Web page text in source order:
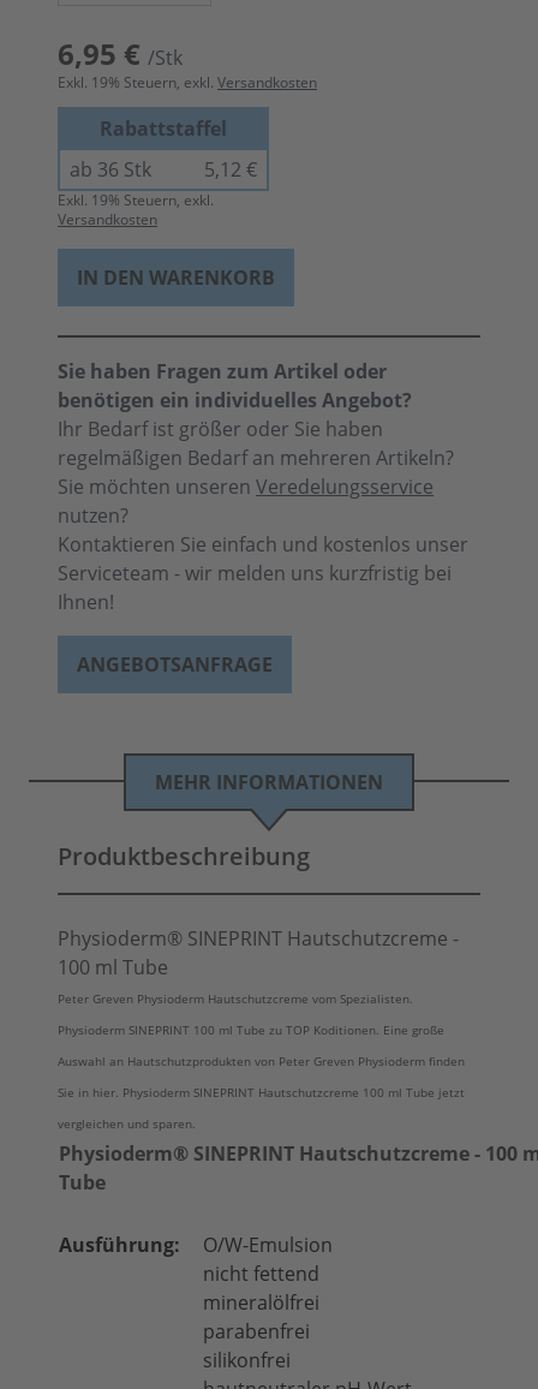
6,95 € /Stk
Exkl. 19% Steuern, exkl. Versandkosten
Rabattstaffel
ab 36 Stk
5,12 €
Exkl. 19% Steuern, exkl.
Versandkosten
IN DEN WARENKORB
Sie haben Fragen zum Artikel oder
benötigen ein individuelles Angebot?
Ihr Bedarf ist größer oder Sie haben
regelmäßigen Bedarf an mehreren Artikeln?
Sie möchten unseren Veredelungsservice
nutzen?
Kontaktieren Sie einfach und kostenlos unser
Serviceteam - wir melden uns kurzfristig bei
Ihnen!
ANGEBOTSANFRAGE
MEHR INFORMATIONEN
Produktbeschreibung
Physioderm® SINEPRINT Hautschutzcreme -
100 ml Tube
Peter Greven Physioderm Hautschutzcreme vom Spezialisten.
Physioderm SINEPRINT 100 ml Tube zu TOP Koditionen. Eine große
Auswahl an Hautschutzprodukten von Peter Greven Physioderm finden
Sie in hier. Physioderm SINEPRINT Hautschutzcreme 100 ml Tube jetzt
vergleichen und sparen.
Physioderm® SINEPRINT Hautschutzcreme - 100
Tube
Ausführung:
O/W-Emulsion
nicht fettend
mineralölfrei
parabenfrei
silikonfrei